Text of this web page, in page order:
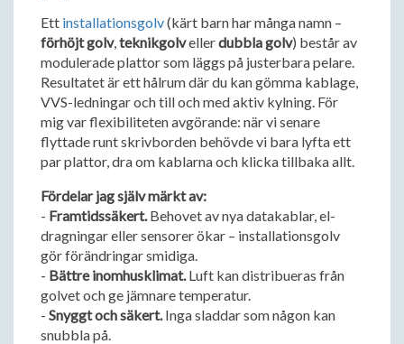
Ett installationsgolv(kärt barn har många namn –
förhöjt golv, teknikgolvellerdubbla golv) består av
modulerade plattor som läggs på justerbara pelare.
Resultatet är ett hålrum där du kan gömma kablage,
VVS-ledningar och till och med aktiv kylning. För
mig var flexibiliteten avgörande: när vi senare
flyttade runt skrivborden behövde vi bara lyfta ett
par plattor, dra om kablarna och klicka tillbaka allt.
Fördelar jag själv märkt av:
- Framtidssäkert. Behovet av nya datakablar, el-
dragningar eller sensorer ökar – installationsgolv
gör förändringar smidiga.
- Bättre inomhusklimat. Luft kan distribueras från
golvet och ge jämnare temperatur.
- Snyggt och säkert. Inga sladdar som någon kan
snubbla på.